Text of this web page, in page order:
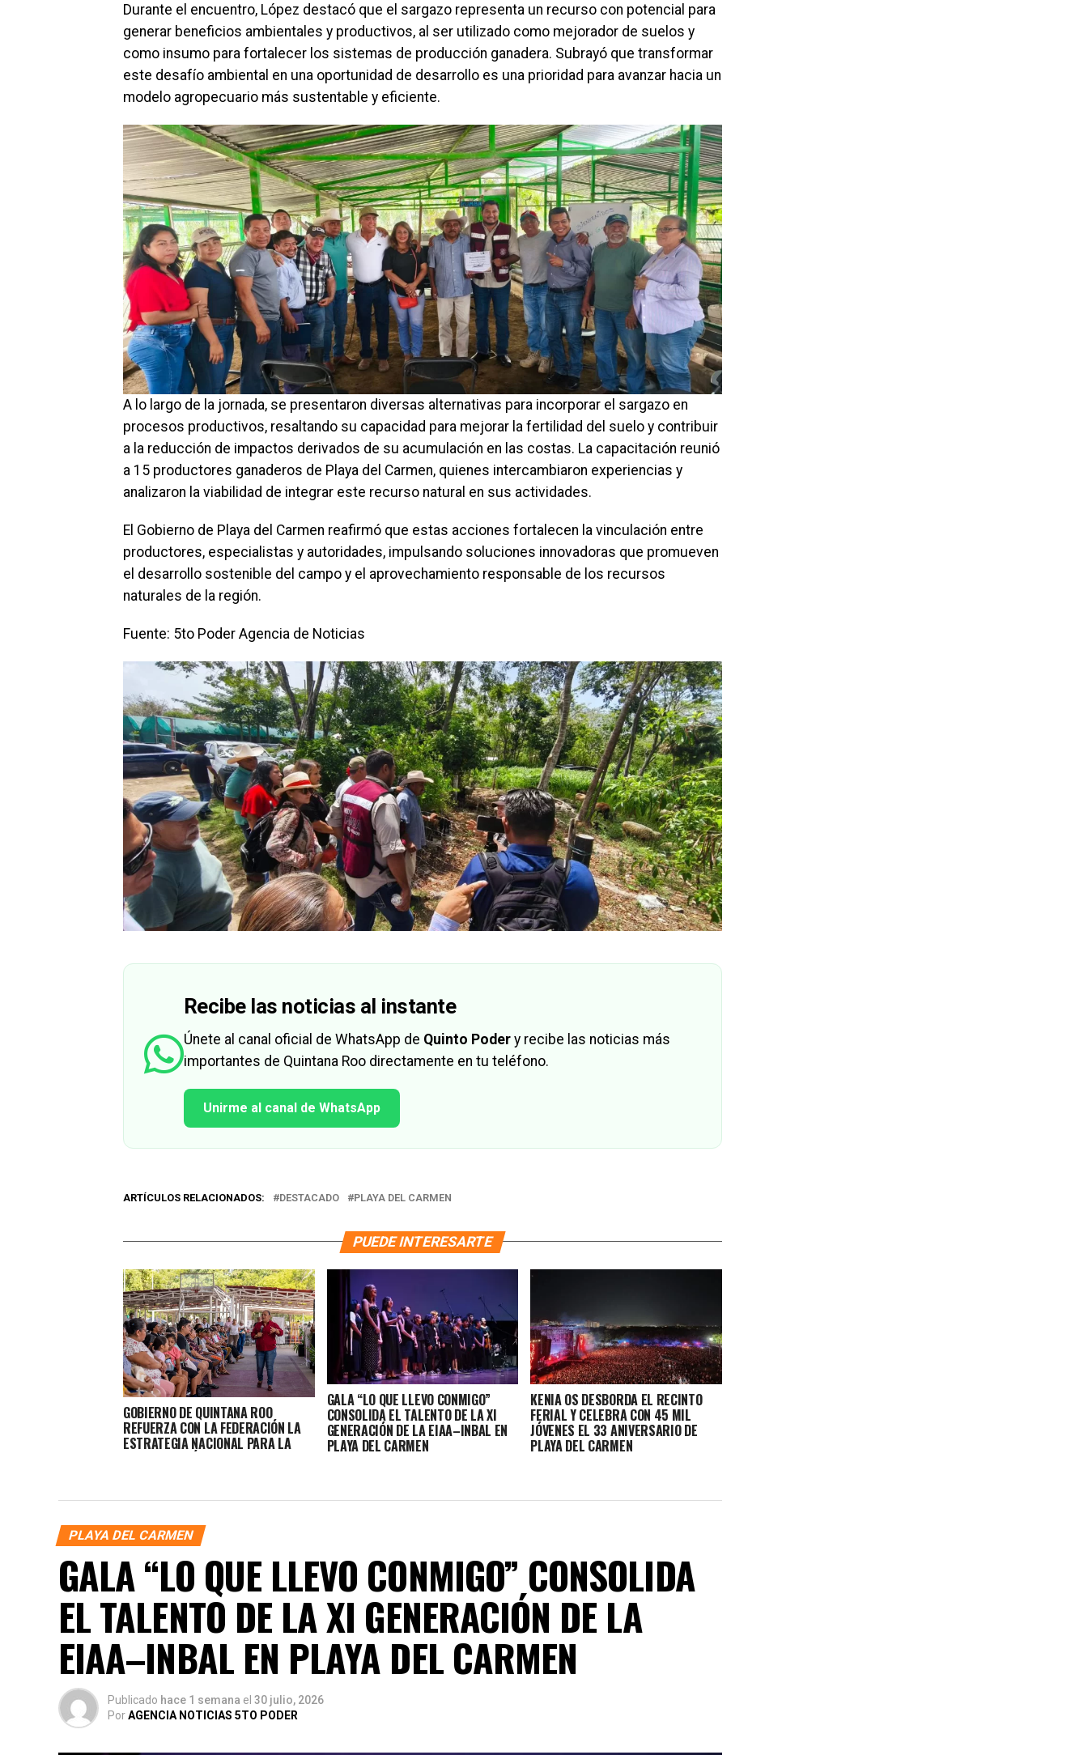
Durante el encuentro, López destacó que el sargazo representa un recurso con potencial para
generar beneficios ambientales y productivos, al ser utilizado como mejorador de suelos y
como insumo para fortalecer los sistemas de producción ganadera. Subrayó que transformar
este desafío ambiental en una oportunidad de desarrollo es una prioridad para avanzar hacia un
modelo agropecuario más sustentable y eficiente.
A lo largo de la jornada, se presentaron diversas alternativas para incorporar el sargazo en
procesos productivos, resaltando su capacidad para mejorar la fertilidad del suelo y contribuir
a la reducción de impactos derivados de su acumulación en las costas. La capacitación reunió
a 15 productores ganaderos de Playa del Carmen, quienes intercambiaron experiencias y
analizaron la viabilidad de integrar este recurso natural en sus actividades.
El Gobierno de Playa del Carmen reafirmó que estas acciones fortalecen la vinculación entre
productores, especialistas y autoridades, impulsando soluciones innovadoras que promueven
el desarrollo sostenible del campo y el aprovechamiento responsable de los recursos
naturales de la región.
Fuente: 5to Poder Agencia de Noticias
Recibe las noticias al instante
Únete al canal oficial de WhatsApp de Quinto Poder y recibe las noticias más
importantes de Quintana Roo directamente en tu teléfono.
Unirme al canal de WhatsApp
ARTÍCULOS RELACIONADOS: DESTACADO PLAYA DEL CARMEN
PUEDE INTERESARTE
GOBIERNO DE QUINTANA ROO
REFUERZA CON LA FEDERACIÓN LA
ESTRATEGIA NACIONAL PARA LA
GALA “LO QUE LLEVO CONMIGO”
CONSOLIDA EL TALENTO DE LA XI
GENERACIÓN DE LA EIAA–INBAL EN
PLAYA DEL CARMEN
KENIA OS DESBORDA EL RECINTO
FERIAL Y CELEBRA CON 45 MIL
JÓVENES EL 33 ANIVERSARIO DE
PLAYA DEL CARMEN
PLAYA DEL CARMEN
GALA “LO QUE LLEVO CONMIGO” CONSOLIDA
EL TALENTO DE LA XI GENERACIÓN DE LA
EIAA–INBAL EN PLAYA DEL CARMEN
Publicado hace 1 semana el 30 julio, 2026
PorAGENCIA NOTICIAS 5TO PODER